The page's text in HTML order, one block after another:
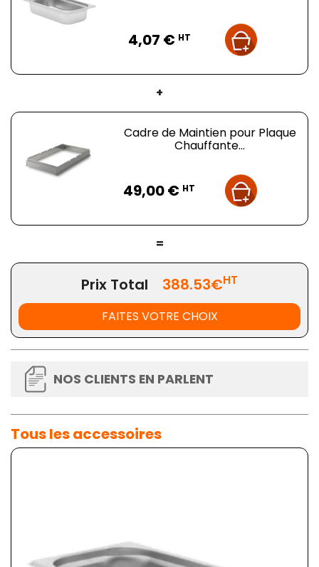
En somme, la Plaque Chauffante Électrique
Multifonction Krampouz incarne une solution parfaite
pour les professionnels à la recherche d'une
performance fiable et polyvalente, essentielle pour une
cuisine de haute qualité et efficace.
4,07 € HT
+
Cadre de Maintien pour Plaque
Chauffante...
49,00 € HT
=
Prix Total 388.53€HT
FAITES VOTRE CHOIX
NOS CLIENTS EN PARLENT
Tous les accessoires